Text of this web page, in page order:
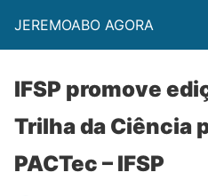
JEREMOABO AGORA
IFSP promove
Trilha da Ciência
PACTec – IFSP